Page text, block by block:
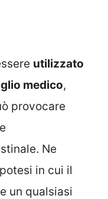
utilizzato
medico,
provocare
Ne
in cui il
un qualsiasi